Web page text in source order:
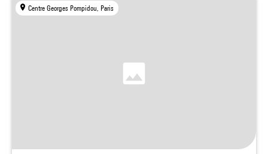
Centre Georges Pompidou, Paris